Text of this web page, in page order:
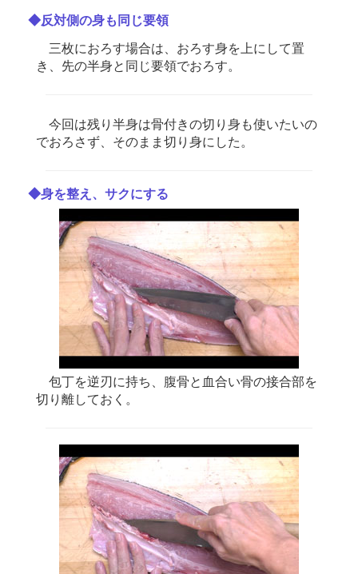
◆反対側の身も同じ要領
三枚におろす場合は、おろす身を上にして置
き、先の半身と同じ要領でおろす。
今回は残り半身は骨付きの切り身も使いたいの
でおろさず、そのまま切り身にした。
◆身を整え、サクにする
包丁を逆刃に持ち、腹骨と血合い骨の接合部を
切り離しておく。